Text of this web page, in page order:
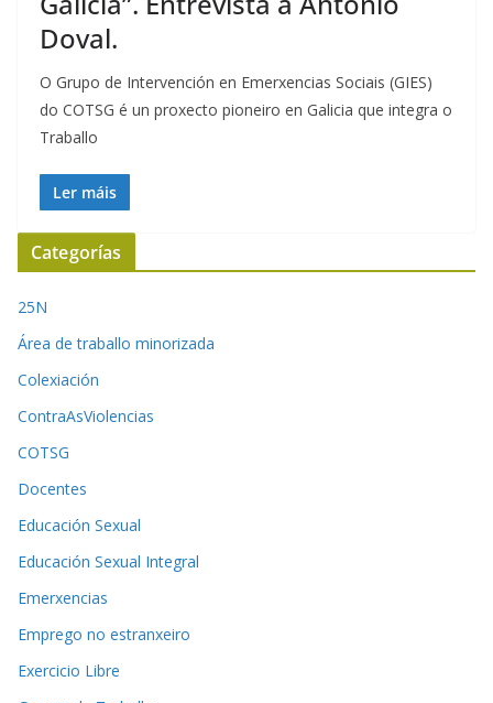
Doval.
O Grupo de Intervención en Emerxencias Sociais (GIES)
do COTSG é un proxecto pioneiro en Galicia que integra o
Traballo
Ler máis
Categorías
25N
Área de traballo minorizada
Colexiación
ContraAsViolencias
COTSG
Docentes
Educación Sexual
Educación Sexual Integral
Emerxencias
Emprego no estranxeiro
Exercicio Libre